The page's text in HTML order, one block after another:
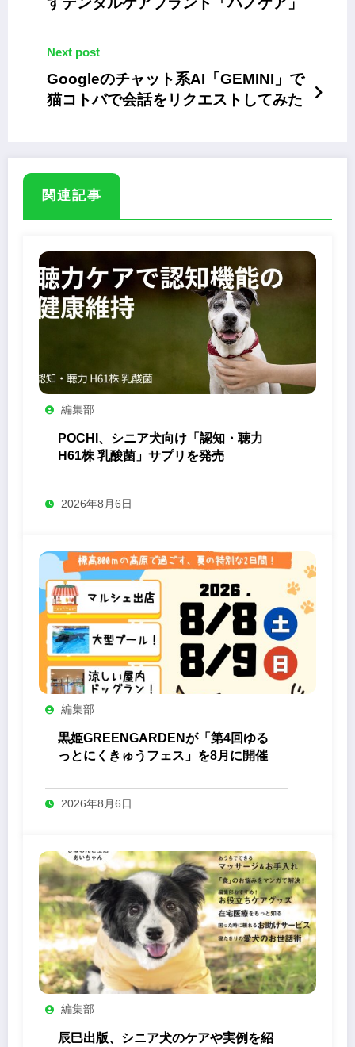
Next post
Googleのチャット系AI「GEMINI」で
猫コトバで会話をリクエストしてみた
関連記事
編集部
POCHI、シニア犬向け「認知・聴力
H61株 乳酸菌」サプリを発売
2026年8月6日
編集部
黒姫GREENGARDENが「第4回ゆる
っとにくきゅうフェス」を8月に開催
2026年8月6日
編集部
辰巳出版、シニア犬のケアや実例を紹